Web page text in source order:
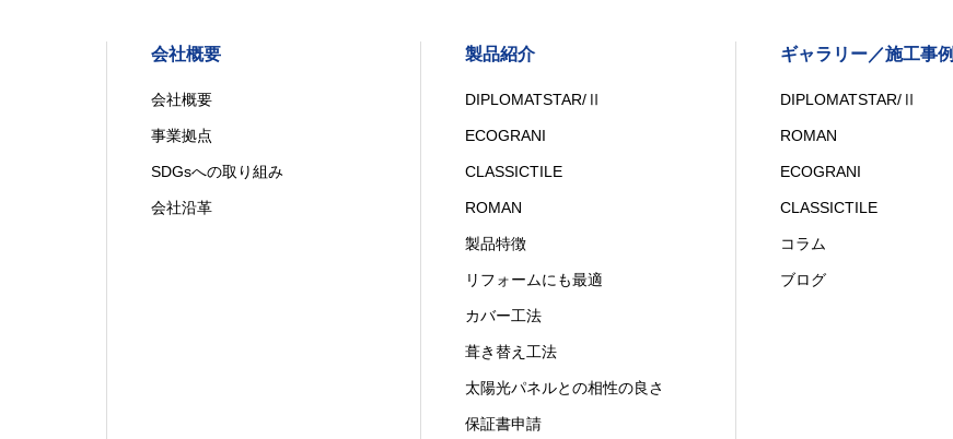
会社概要
会社概要
事業拠点
SDGsへの取り組み
会社沿革
製品紹介
DIPLOMATSTAR/Ⅱ
ECOGRANI
CLASSICTILE
ROMAN
製品特徴
リフォームにも最適
カバー工法
葺き替え工法
太陽光パネルとの相性の良さ
保証書申請
ギャラリー／施工事例
DIPLOMATSTAR/Ⅱ
ROMAN
ECOGRANI
CLASSICTILE
コラム
ブログ